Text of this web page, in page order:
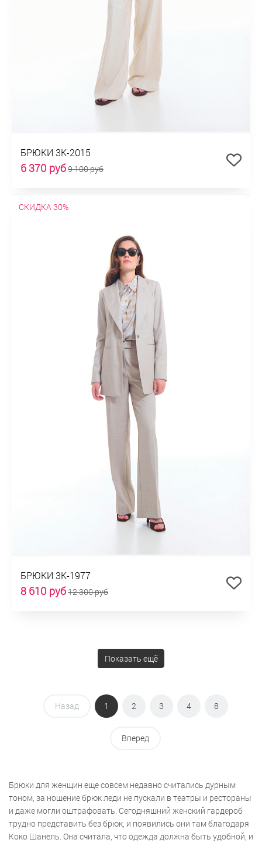
БРЮКИ 3К-2015
6 370 руб9 100 руб
СКИДКА 30%
БРЮКИ 3К-1977
8 610 руб12 300 руб
Показать ещё
Назад 1 2 3 4 8
Вперед
Брюки для женщин еще совсем недавно считались дурным
тоном, за ношение брюк леди не пускали в театры и рестораны
и даже могли оштрафовать. Сегодняшний женский гардероб
трудно представить без брюк, и появились они там благодаря
Коко Шанель. Она считала, что одежда должна быть удобной, и